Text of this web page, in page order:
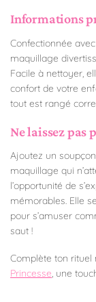
Informations
Confectionnée
maquillage
Facile à nettoyer,
confort de votre
tout est rangé
Ne laissez pas
Ajoutez un
maquillage qui
l’opportunité de
mémorables. Elle
pour s’amuser
saut !
Complète ton rituel
Princesse, une